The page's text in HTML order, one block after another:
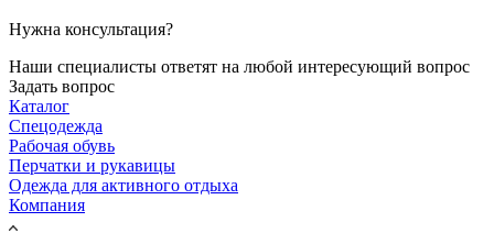
Нужна консультация?
Наши специалисты ответят на любой интересующий вопрос
Задать вопрос
Каталог
Спецодежда
Рабочая обувь
Перчатки и рукавицы
Одежда для активного отдыха
Компания